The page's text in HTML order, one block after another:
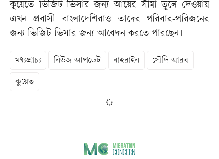
কুয়েতে ভিজিট ভিসার জন্য আয়ের সীমা তুলে দেওয়ায়
এখন প্রবাসী বাংলাদেশিরাও তাদের পরিবার-পরিজনের
জন্য ভিজিট ভিসার জন্য আবেদন করতে পারছেন।
মধ্যপ্রাচ্য নিউজ আপডেট বাহরাইন সৌদি আরব
কুয়েত